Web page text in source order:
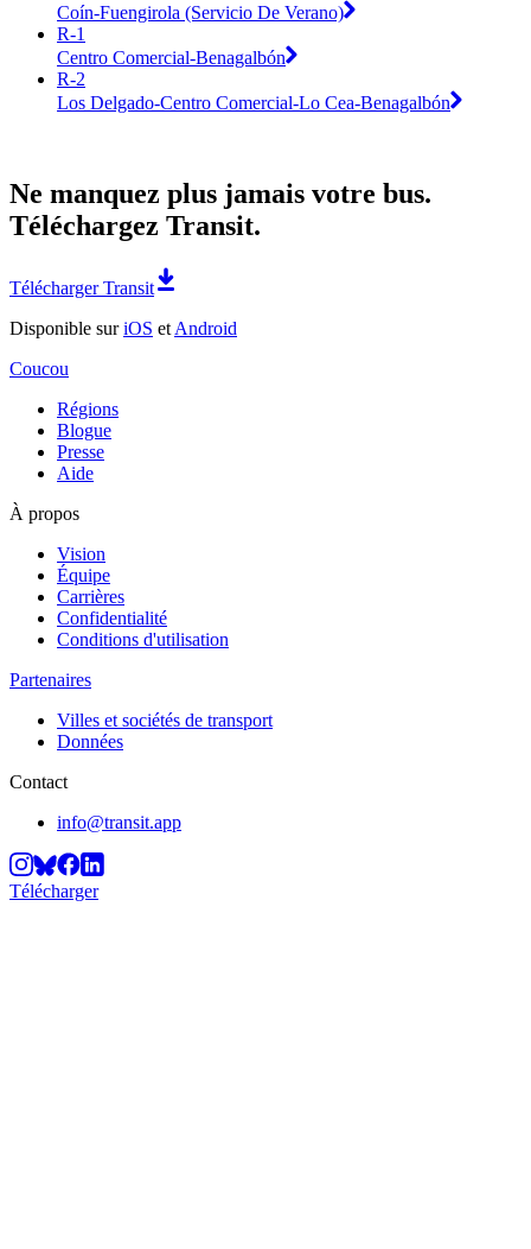
Coín-Fuengirola (Servicio De Verano)
R-1
Centro Comercial-Benagalbón
R-2
Los Delgado-Centro Comercial-Lo Cea-Benagalbón
Ne manquez plus jamais votre bus.
Téléchargez Transit.
Télécharger Transit
Disponible suriOS et Android
Coucou
Régions
Blogue
Presse
Aide
À propos
Vision
Équipe
Carrières
Confidentialité
Conditions d'utilisation
Partenaires
Villes et sociétés de transport
Données
Contact
info@transit.app
Télécharger